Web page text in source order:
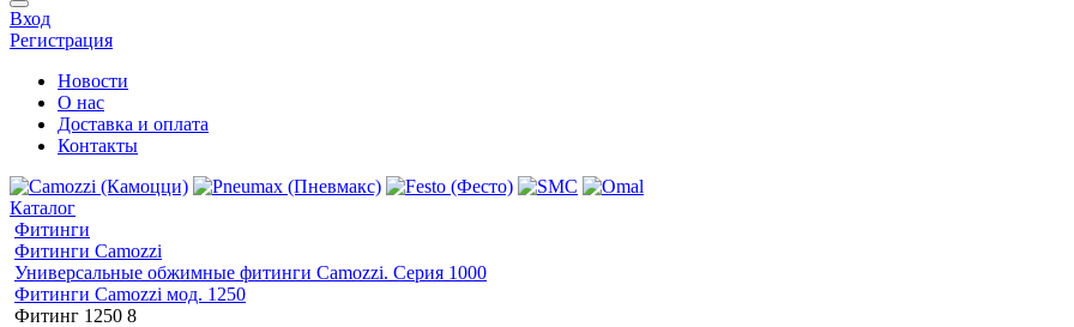
Вход
Регистрация
Новости
О нас
Доставка и оплата
Контакты
Каталог
Фитинги
Фитинги Camozzi
Универсальные обжимные фитинги Camozzi. Серия 1000
Фитинги Camozzi мод. 1250
Фитинг 1250 8